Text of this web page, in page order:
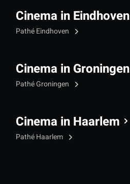
Cinema in Eindhoven
Pathé Eindhoven
Cinema in Groningen
Pathé Groningen
Cinema in Haarlem
Pathé Haarlem